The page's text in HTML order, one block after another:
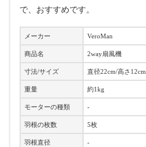
で、おすすめです。
メーカー VeroMan
商品名 2way扇風機
寸法/サイズ 直径22cm/高さ12cm
重量 約1kg
モーターの種類 -
羽根の枚数 5枚
羽根直径 -